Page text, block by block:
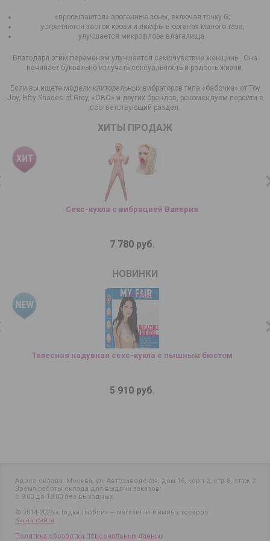
«просыпаются» эрогенные зоны, включая точку G;
устраняются застои крови и лимфы в органах малого таза;
улучшается микрофлора влагалища.
Благодаря этим переменам улучшается самочувствие женщины. Она
начинает буквально излучать сексуальность и радость жизни.
Если вы ищете модели клиторальных вибраторов типа «бабочка» от Toy
Joy, Fifty Shades of Grey, «ОВО» и других брендов, рекомендуем перейти в
соответствующий раздел.
ХИТЫ ПРОДАЖ
Секс-кукла с вибрацией Валерия
7 780 руб.
НОВИНКИ
Телесная надувная секс-кукла с пышным бюстом
5 910 руб.
Адрес склада: Москва, ул. Автозаводская, дом 16, корп 2, стр 8, этаж 2
Время работы склада для выдачи заказов:
с 9:00 до 18:00 без выходных.
© 2014-2026 «Лодка Любви» — магазин интимных товаров
Карта сайта
Политика обработки персональных данных